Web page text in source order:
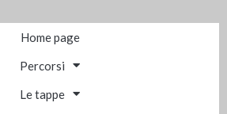
Home page
Percorsi
Le tappe